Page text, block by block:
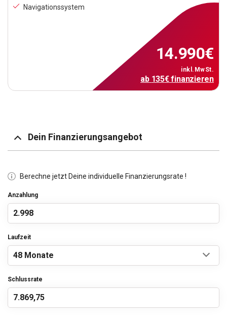
Navigationssystem
14.990€
inkl.MwSt.
ab 135€finanzieren
Dein Finanzierungsangebot
Berechne jetzt Deine individuelle Finanzierungsrate !
Anzahlung
Laufzeit
Schlussrate